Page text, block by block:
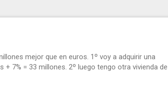
mejor que en euros. 1º voy a adquirir una
7% = 33 millones. 2º luego tengo otra vivienda de